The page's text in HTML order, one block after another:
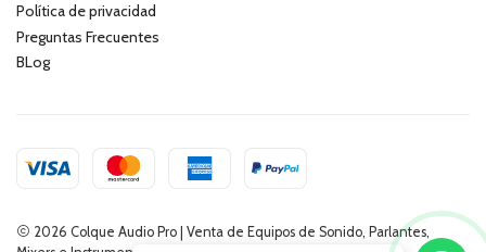
Política de privacidad
Preguntas Frecuentes
BLog
2026 Colque Audio Pro | Venta de Equipos de Sonido, Parlantes,